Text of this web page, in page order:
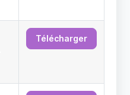
Télécharger